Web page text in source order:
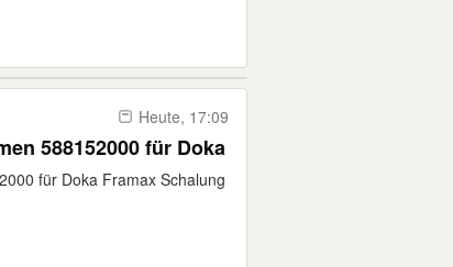
Heute, 17:09
588152000 für Doka
für Doka Framax Schalung